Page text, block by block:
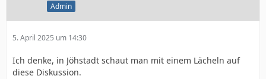
Admin
5. April 2025 um 14:30
Ich denke, in Jöhstadt schaut man mit einem Lächeln auf
diese Diskussion.